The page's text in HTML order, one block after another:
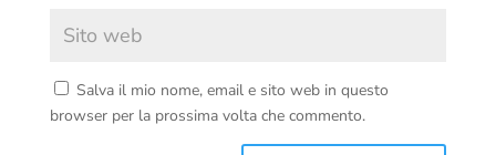
Salva il mio nome, email e sito web in questo
browser per la prossima volta che commento.